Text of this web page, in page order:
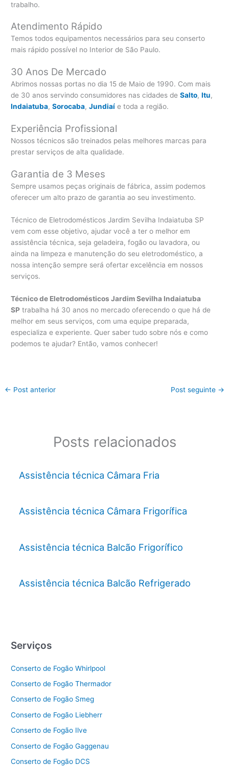
trabalho.
Atendimento Rápido
Temos todos equipamentos necessários para seu conserto
mais rápido possível no Interior de São Paulo.
30 Anos De Mercado
Abrimos nossas portas no dia 15 de Maio de 1990. Com mais
de 30 anos servindo consumidores nas cidades deSalto,Itu,
Indaiatuba,Sorocaba,Jundiaí e toda a região.
Experiência Profissional
Nossos técnicos são treinados pelas melhores marcas para
prestar serviços de alta qualidade.
Garantia de 3 Meses
Sempre usamos peças originais de fábrica, assim podemos
oferecer um alto prazo de garantia ao seu investimento.
Técnico de Eletrodomésticos Jardim Sevilha Indaiatuba SP
vem com esse objetivo, ajudar você a ter o melhor em
assistência técnica, seja geladeira, fogão ou lavadora, ou
ainda na limpeza e manutenção do seu eletrodoméstico, a
nossa intenção sempre será ofertar excelência em nossos
serviços.
Técnico de Eletrodomésticos Jardim Sevilha Indaiatuba
SP trabalha há 30 anos no mercado oferecendo o que há de
melhor em seus serviços, com uma equipe preparada,
especializa e experiente. Quer saber tudo sobre nós e como
podemos te ajudar? Então, vamos conhecer!
← Post anterior Post seguinte →
Posts relacionados
Assistência técnica Câmara Fria
Assistência técnica Câmara Frigorífica
Assistência técnica Balcão Frigorífico
Assistência técnica Balcão Refrigerado
Serviços
Conserto de Fogão Whirlpool
Conserto de Fogão Thermador
Conserto de Fogão Smeg
Conserto de Fogão Liebherr
Conserto de Fogão Ilve
Conserto de Fogão Gaggenau
Conserto de Fogão DCS